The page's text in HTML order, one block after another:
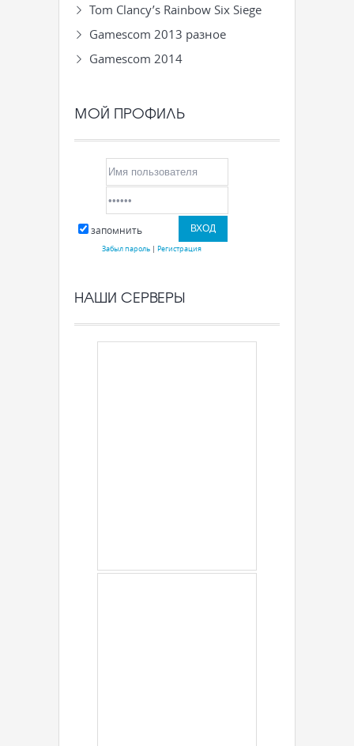
Tom Clancy’s Rainbow Six Siege
Gamescom 2013 разное
Gamescom 2014
МОЙ ПРОФИЛЬ
запомнить
Забыл пароль| Регистрация
НАШИ СЕРВЕРЫ